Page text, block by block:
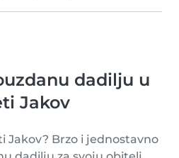
dadilju u
Jakov
Jakov? Brzo i jednostavno